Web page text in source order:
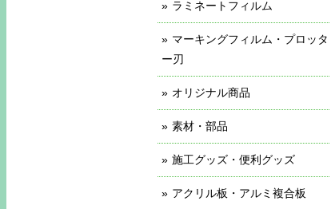
ラミネートフィルム
マーキングフィルム・プロッタ
ー刃
オリジナル商品
素材・部品
施工グッズ・便利グッズ
アクリル板・アルミ複合板